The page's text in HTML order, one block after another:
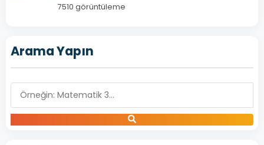
–
2019
Yılı
3.
Dönem
7510 görüntüleme
Arama Yapın